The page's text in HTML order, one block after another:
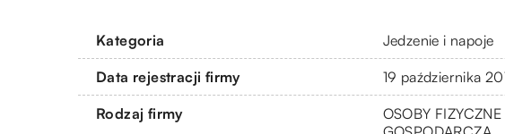
Kategoria Jedzenie i napoje
Data rejestracji firmy 19 października
Rodzaj firmy
OSOBY